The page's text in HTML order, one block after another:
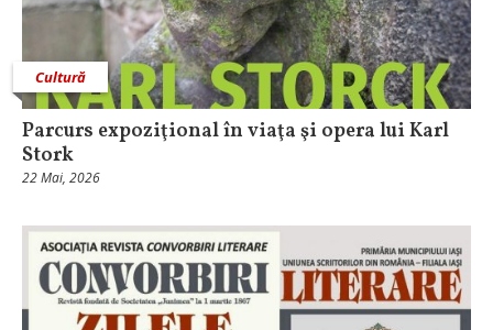
Cultură
Parcurs expoziţional în viaţa şi opera lui Karl
Stork
22 Mai, 2026